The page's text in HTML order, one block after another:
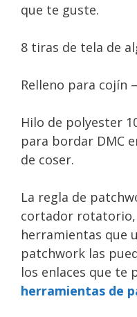
que te guste.
8 tiras de tela de
Relleno para cojín
Hilo de polyester
para bordar DMC
de coser.
La regla de
cortador rotatorio,
herramientas que
patchwork las
los enlaces que te
herramientas de